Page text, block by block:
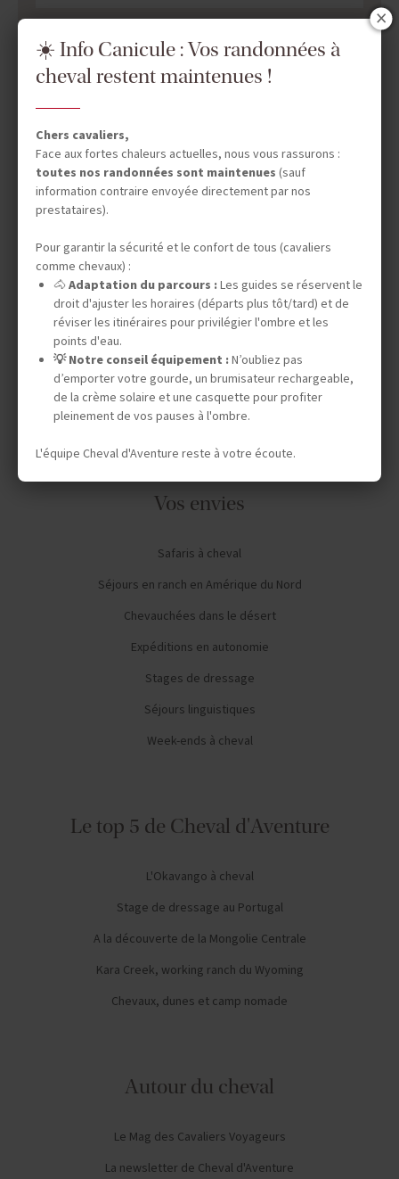
DATES & PRIX
INFOS ÉQUESTRES
TOURISME RESPONSABLE
AVIS CAVALIERS
Vos envies
Safaris à cheval
Séjours en ranch en Amérique du Nord
Chevauchées dans le désert
Expéditions en autonomie
Stages de dressage
Séjours linguistiques
Week-ends à cheval
Le top 5 de Cheval d'Aventure
L'Okavango à cheval
Stage de dressage au Portugal
A la découverte de la Mongolie Centrale
Kara Creek, working ranch du Wyoming
Chevaux, dunes et camp nomade
Autour du cheval
Le Mag des Cavaliers Voyageurs
La newsletter de Cheval d'Aventure
☀️ Info Canicule : Vos randonnées à
cheval restent maintenues !
Chers cavaliers,
Face aux fortes chaleurs actuelles, nous vous rassurons :
toutes nos randonnées sont maintenues (sauf
information contraire envoyée directement par nos
prestataires).
Pour garantir la sécurité et le confort de tous (cavaliers
comme chevaux) :
🐴 Adaptation du parcours :Les guides se réservent le
droit d'ajuster les horaires (départs plus tôt/tard) et de
réviser les itinéraires pour privilégier l'ombre et les
points d'eau.
💡 Notre conseil équipement :N’oubliez pas
d’emporter votre gourde, un brumisateur rechargeable,
de la crème solaire et une casquette pour profiter
pleinement de vos pauses à l'ombre.
L'équipe Cheval d'Aventure reste à votre écoute.